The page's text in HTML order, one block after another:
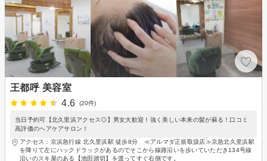
王都呼 美容室
4.6
(20件)
当日予約可【北久里浜アクセス◎】男女大歓迎！強く美しい本来の髪が蘇る！口コミ
高評価のヘアケアサロン！
アクセス：京浜急行線 北久里浜駅 徒歩8分 ≪アルマダ正規取扱店≫京急北久里浜駅
を降りて左にハックドラックがあるのでそこから線路沿いを歩いていただき134号線
沿いのスキ屋のある【池田踏切】を渡ってすぐ右側です。